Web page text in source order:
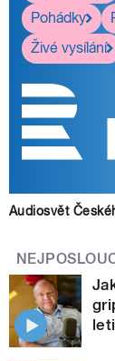
Pohádky
Živé vysílání
Audiosvět